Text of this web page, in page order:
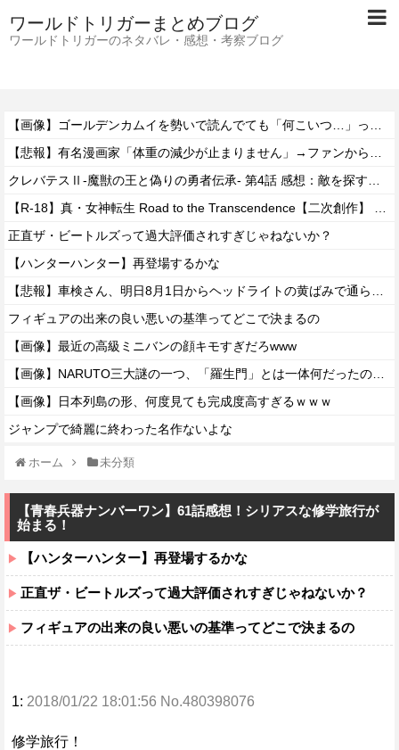
ワールドトリガーまとめブログ
ワールドトリガーのネタバレ・感想・考察ブログ
正直ザ・ビートルズって過大評価されすぎじゃねないか？
【ハンターハンター】再登場するかな
フィギュアの出来の良い悪いの基準ってどこで決まるの
【画像】最近の高級ミニバンの顔キモすぎだろwww
【画像】日本列島の形、何度見ても完成度高すぎるｗｗｗ
ジャンプで綺麗に終わった名作ないよな
ホーム 未分類
【青春兵器ナンバーワン】61話感想！シリアスな修学旅行が
始まる！
【ハンターハンター】再登場するかな
正直ザ・ビートルズって過大評価されすぎじゃねないか？
フィギュアの出来の良い悪いの基準ってどこで決まるの
1: 2018/01/22 18:01:56 No.480398076
修学旅行！